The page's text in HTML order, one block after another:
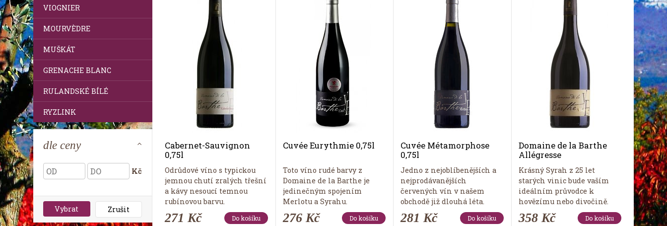
Cabernet-Sauvignon
0,75l
Odrůdové víno s typickou
jemnou chutí zralých třešní
a kávy nesoucí temnou
rubínovou barvu.
271 Kč Do košíku
Cuvée Eurythmie 0,75l
Toto víno rudé barvy z
Domaine de la Barthe je
jedinečným spojením
Merlotu a Syrahu.
276 Kč Do košíku
Cuvée Métamorphose
0,75l
Jedno z nejoblíbenějších a
nejprodávanějších
červených vín v našem
obchodě již dlouhá léta.
281 Kč Do košíku
Domaine de la Barthe
Allégresse
Krásný Syrah z 25 let
starých vinic bude vaším
ideálním průvodce k
hovězímu nebo divočině.
358 Kč Do košíku
VIOGNIER
MOURVÈDRE
MUŠKÁT
GRENACHE BLANC
RULANDSKÉ BÍLÉ
RYZLINK
dle ceny
Kč
Vybrat Zrušit